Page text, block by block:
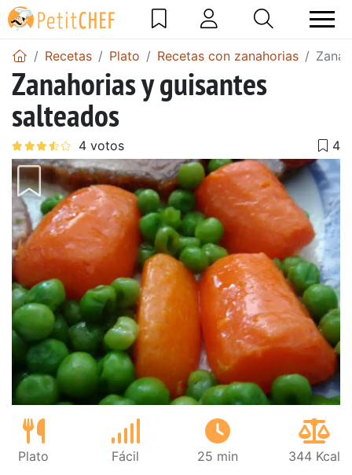
Recetas Plato Recetas con zanahorias
Zanahorias y guisantes
salteados
Plato Fácil 25 min 344 Kcal